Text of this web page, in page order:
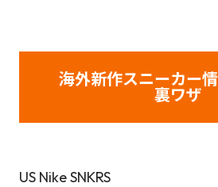
海外新作スニーカー
裏ワザ
US Nike SNKRS